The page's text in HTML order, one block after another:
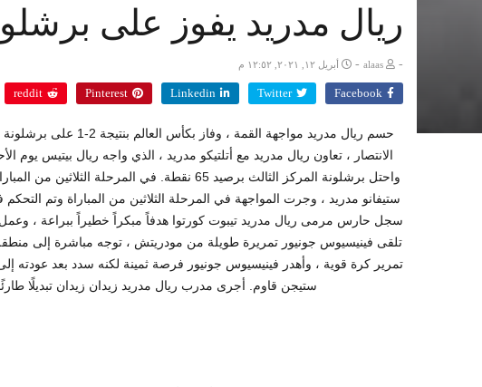
ريال مدريد يفوز على
-
- أبريل ١٢, ٢٠٢١, ١٢:٥٢ م
Facebook
Twitter
Linkedin
Pinterest
reddit
حسم ريال مدريد مواجهة
واحتل برشلونة المركز الثالث برصيد 65 نقطة. في
ستيفانو مدريد ، وجرت المواجهة في المرحلة الثلاثين من المباراة وتم
تلقى فينيسيوس جونيور تمريرة طويلة من مودريتش ، توجه مباشرة إلى
تمرير كرة قوية ، وأهدر فينيسيوس جونيور فرصة ثمينة لكنه سدد بعد عودته
ستيجن قاوم. أجرى مدرب ريال مدريد زيدان زيدان تبديلًا طارئًا في الدقيقة 43 ، وجد